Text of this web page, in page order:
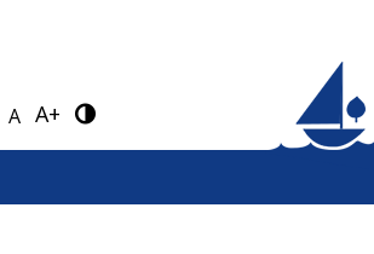
A A+